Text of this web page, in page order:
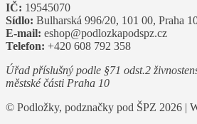
IČ: 19545070
Sídlo: Bulharská 996/20, 101 00, Praha
E-mail: eshop@podlozkapodspz.cz
Telefon: +420 608 792 358
Úřad příslušný podle §71 odst.2
městské části Praha 10
© Podložky, podznačky pod ŠPZ 2026 |